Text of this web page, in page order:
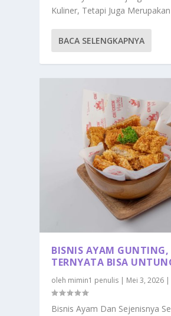
Kuliner, Tetapi Juga
BACA SELENGKAPNYA
BISNIS AYAM GUNTING,
TERNYATA BISA
oleh mimin1 penulis | Mei 3, 2026 |
Bisnis Ayam Dan Sejenisnya